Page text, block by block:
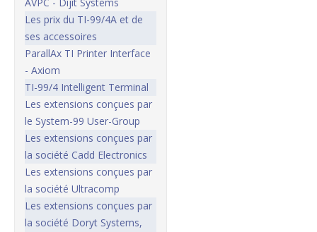
AVPC - Dijit Systems
Les prix du TI-99/4A et de
ses accessoires
ParallAx TI Printer Interface
- Axiom
TI-99/4 Intelligent Terminal
Les extensions conçues par
le System-99 User-Group
Les extensions conçues par
la société Cadd Electronics
Les extensions conçues par
la société Ultracomp
Les extensions conçues par
la société Doryt Systems,